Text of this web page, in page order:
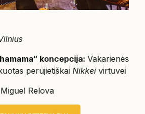
koncepcija: Vakarienės
perujietiškai Nikkei virtuvei
Miguel Relova